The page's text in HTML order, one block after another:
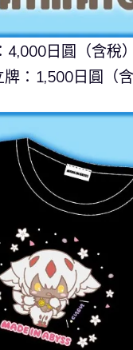
日圓（含稅）
：1,500日圓（含